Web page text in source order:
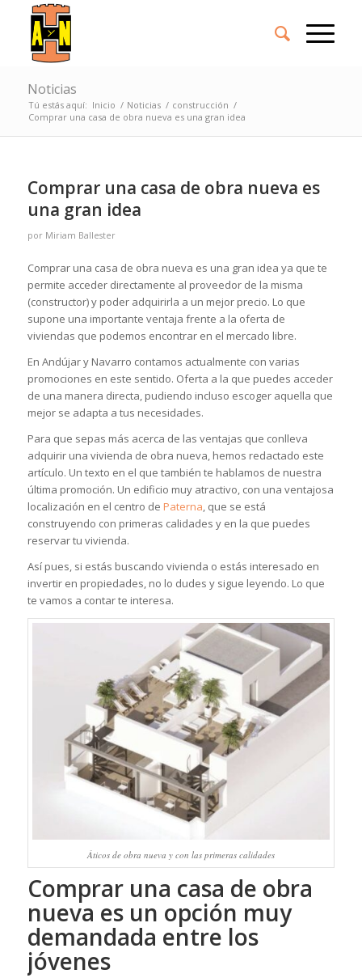
Noticias
Tú estás aquí: Inicio / Noticias / construcción /
Comprar una casa de obra nueva es una gran idea
Comprar una casa de obra nueva es
una gran idea
por Miriam Ballester
Comprar una casa de obra nueva es una gran idea ya que te
permite acceder directamente al proveedor de la misma
(constructor) y poder adquirirla a un mejor precio. Lo que
supone una importante ventaja frente a la oferta de
viviendas que podemos encontrar en el mercado libre.
En Andújar y Navarro contamos actualmente con varias
promociones en este sentido. Oferta a la que puedes acceder
de una manera directa, pudiendo incluso escoger aquella que
mejor se adapta a tus necesidades.
Para que sepas más acerca de las ventajas que conlleva
adquirir una vivienda de obra nueva, hemos redactado este
artículo. Un texto en el que también te hablamos de nuestra
última promoción. Un edificio muy atractivo, con una ventajosa
localización en el centro de Paterna, que se está
construyendo con primeras calidades y en la que puedes
reservar tu vivienda.
Así pues, si estás buscando vivienda o estás interesado en
invertir en propiedades, no lo dudes y sigue leyendo. Lo que
te vamos a contar te interesa.
Áticos de obra nueva y con las primeras calidades
Comprar una casa de obra
nueva es un opción muy
demandada entre los
jóvenes